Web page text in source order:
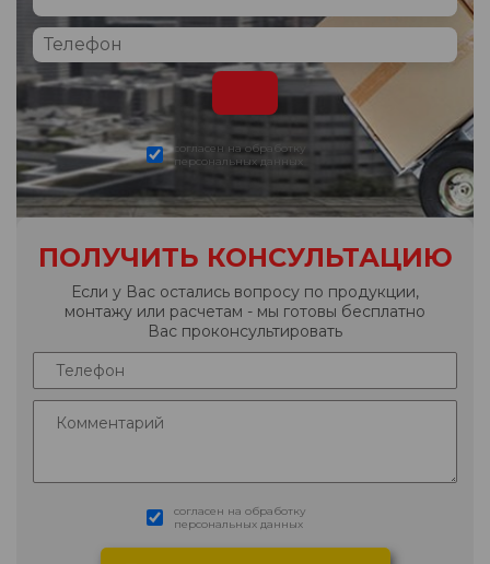
согласен на обработку
персональных данных
ПОЛУЧИТЬ КОНСУЛЬТАЦИЮ
Если у Вас остались вопросу по продукции,
монтажу или расчетам - мы готовы бесплатно
Вас проконсультировать
согласен на обработку
персональных данных